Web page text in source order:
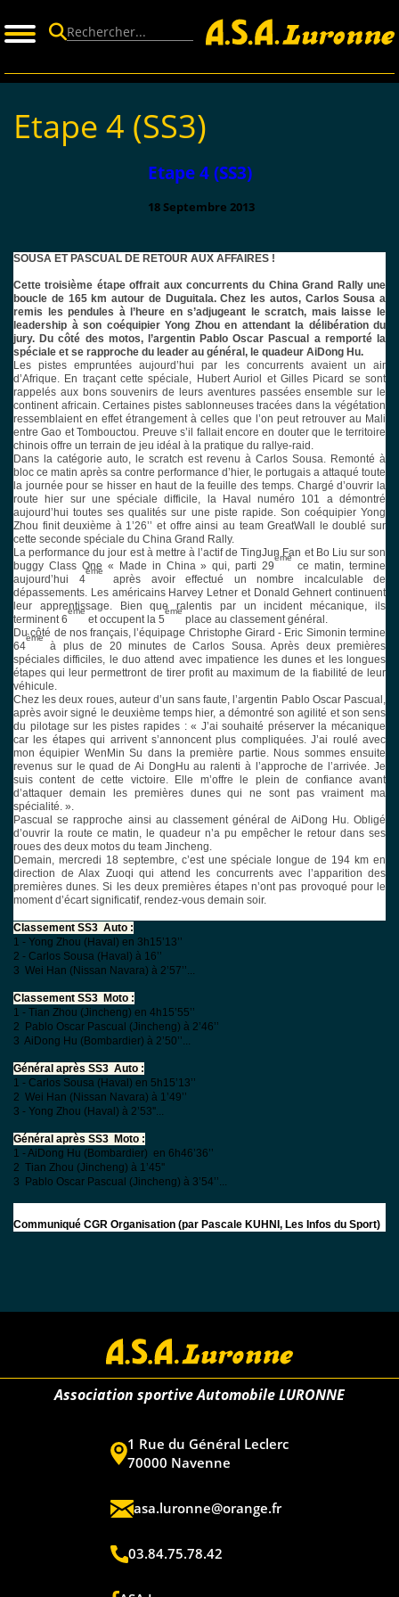
Etape 4 (SS3)
Etape 4 (SS3)
18 Septembre 2013
SOUSA ET PASCUAL DE RETOUR AUX AFFAIRES !
Cette troisième étape offrait aux concurrents du China Grand Rally une
boucle de 165 km autour de Duguitala. Chez les autos, Carlos Sousa a
remis les pendules à l’heure en s’adjugeant le scratch, mais laisse le
leadership à son coéquipier Yong Zhou en attendant la délibération du
jury. Du côté des motos, l’argentin Pablo Oscar Pascual a remporté la
spéciale et se rapproche du leader au général, le quadeur AiDong Hu.
Les pistes empruntées aujourd’hui par les concurrents avaient un air
d’Afrique. En traçant cette spéciale, Hubert Auriol et Gilles Picard se sont
rappelés aux bons souvenirs de leurs aventures passées ensemble sur le
continent africain. Certaines pistes sablonneuses tracées dans la végétation
ressemblaient en effet étrangement à celles que l’on peut retrouver au Mali
entre Gao et Tombouctou. Preuve s’il fallait encore en douter que le territoire
chinois offre un terrain de jeu idéal à la pratique du rallye-raid.
Dans la catégorie auto, le scratch est revenu à Carlos Sousa. Remonté à
bloc ce matin après sa contre performance d’hier, le portugais a attaqué toute
la journée pour se hisser en haut de la feuille des temps. Chargé d’ouvrir la
route hier sur une spéciale difficile, la Haval numéro 101 a démontré
aujourd’hui toutes ses qualités sur une piste rapide. Son coéquipier Yong
Zhou finit deuxième à 1’26’’ et offre ainsi au team GreatWall le doublé sur
cette seconde spéciale du China Grand Rally.
La performance du jour est à mettre à l’actif de TingJun Fan et Bo Liu sur son
buggy Class One « Made in China » qui, parti 29
ème
ce matin, termine
aujourd’hui 4
ème
après avoir effectué un nombre incalculable de
dépassements. Les américains Harvey Letner et Donald Gehnert continuent
leur apprentissage. Bien que ralentis par un incident mécanique, ils
terminent 6
ème
et occupent la 5
ème
place au classement général.
Du côté de nos français, l’équipage Christophe Girard - Eric Simonin termine
64
ème
à plus de 20 minutes de Carlos Sousa. Après deux premières
spéciales difficiles, le duo attend avec impatience les dunes et les longues
étapes qui leur permettront de tirer profit au maximum de la fiabilité de leur
véhicule.
Chez les deux roues, auteur d’un sans faute, l’argentin Pablo Oscar Pascual,
après avoir signé le deuxième temps hier, a démontré son agilité et son sens
du pilotage sur les pistes rapides : « J’ai souhaité préserver la mécanique
car les étapes qui arrivent s’annoncent plus compliquées. J’ai roulé avec
mon équipier WenMin Su dans la première partie. Nous sommes ensuite
revenus sur le quad de Ai DongHu au ralenti à l’approche de l’arrivée. Je
suis content de cette victoire. Elle m’offre le plein de confiance avant
d’attaquer demain les premières dunes qui ne sont pas vraiment ma
spécialité. ».
Pascual se rapproche ainsi au classement général de AiDong Hu. Obligé
d’ouvrir la route ce matin, le quadeur n’a pu empêcher le retour dans ses
roues des deux motos du team Jincheng.
Demain, mercredi 18 septembre, c’est une spéciale longue de 194 km en
direction de Alax Zuoqi qui attend les concurrents avec l’apparition des
premières dunes. Si les deux premières étapes n’ont pas provoqué pour le
moment d’écart significatif, rendez-vous demain soir.
Classement SS3  Auto :
1 - Yong Zhou (Haval) en 3h15’13’’
2 - Carlos Sousa (Haval) à 16’’
3  Wei Han (Nissan Navara) à 2’57’’...
Classement SS3  Moto :
1 - Tian Zhou (Jincheng) en 4h15’55’’
2  Pablo Oscar Pascual (Jincheng) à 2’46’’
3  AiDong Hu (Bombardier) à 2’50’’...
Général après SS3  Auto :
1 - Carlos Sousa (Haval) en 5h15’13’’
2  Wei Han (Nissan Navara) à 1’49’’
3 - Yong Zhou (Haval) à 2’53''...
Général après SS3  Moto :
1 - AiDong Hu (Bombardier) en 6h46’36’’
2  Tian Zhou (Jincheng) à 1’45''
3  Pablo Oscar Pascual (Jincheng) à 3’54’’...
Communiqué CGR Organisation (par Pascale KUHNI, Les Infos du Sport)
Association sportive Automobile LURONNE
1 Rue du Général Leclerc
70000 Navenne
asa.luronne@orange.fr
03.84.75.78.42